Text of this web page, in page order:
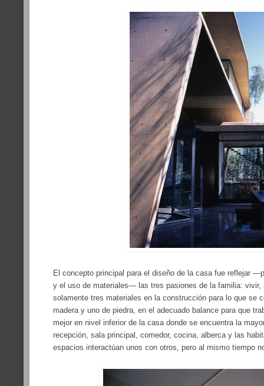
El concepto principal para el diseño de la casa fue reflejar
y el uso de materiales— las tres pasiones de la familia: vivir,
solamente tres materiales en la construcción para lo que se
madera y uno de piedra, en el adecuado balance para que
mejor en nivel inferior de la casa donde se encuentra la
recepción, sala principal, comedor, cocina, alberca y las
espacios interactúan unos con otros, pero al mismo tiempo